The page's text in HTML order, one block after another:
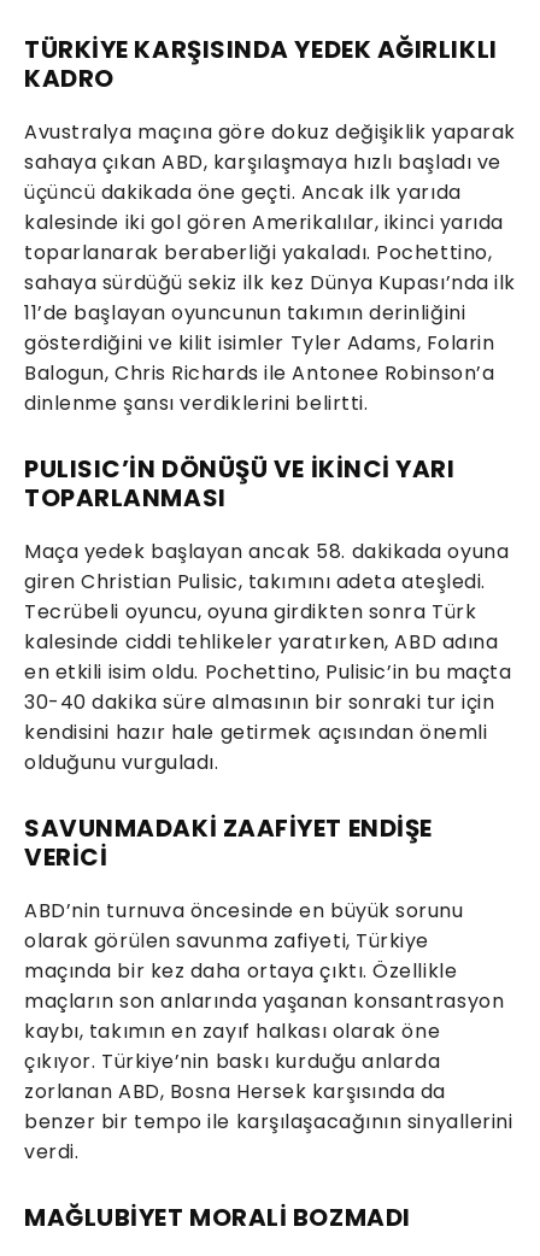
TÜRKİYE KARŞISINDA YEDEK AĞIRLIKLI
KADRO
Avustralya maçına göre dokuz değişiklik yaparak
sahaya çıkan ABD, karşılaşmaya hızlı başladı ve
üçüncü dakikada öne geçti. Ancak ilk yarıda
kalesinde iki gol gören Amerikalılar, ikinci yarıda
toparlanarak beraberliği yakaladı. Pochettino,
sahaya sürdüğü sekiz ilk kez Dünya Kupası’nda ilk
11’de başlayan oyuncunun takımın derinliğini
gösterdiğini ve kilit isimler Tyler Adams, Folarin
Balogun, Chris Richards ile Antonee Robinson’a
dinlenme şansı verdiklerini belirtti.
PULISIC’İN DÖNÜŞÜ VE İKİNCİ YARI
TOPARLANMASI
Maça yedek başlayan ancak 58. dakikada oyuna
giren Christian Pulisic, takımını adeta ateşledi.
Tecrübeli oyuncu, oyuna girdikten sonra Türk
kalesinde ciddi tehlikeler yaratırken, ABD adına
en etkili isim oldu. Pochettino, Pulisic’in bu maçta
30-40 dakika süre almasının bir sonraki tur için
kendisini hazır hale getirmek açısından önemli
olduğunu vurguladı.
SAVUNMADAKİ ZAAFİYET ENDİŞE
VERİCİ
ABD’nin turnuva öncesinde en büyük sorunu
olarak görülen savunma zafiyeti, Türkiye
maçında bir kez daha ortaya çıktı. Özellikle
maçların son anlarında yaşanan konsantrasyon
kaybı, takımın en zayıf halkası olarak öne
çıkıyor. Türkiye’nin baskı kurduğu anlarda
zorlanan ABD, Bosna Hersek karşısında da
benzer bir tempo ile karşılaşacağının sinyallerini
verdi.
MAĞLUBİYET MORALİ BOZMADI